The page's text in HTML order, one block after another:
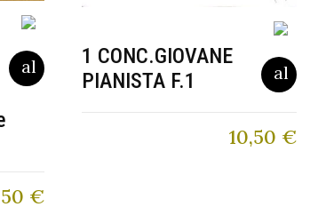
€
1 CONC.GIOVANE
PIANISTA F.1
10,50 €